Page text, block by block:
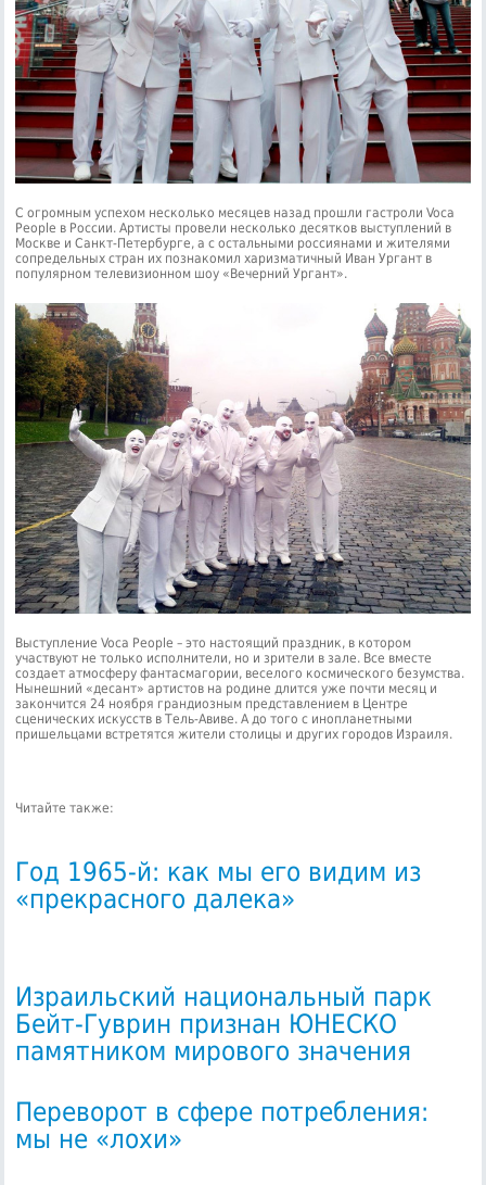
С огромным успехом несколько месяцев назад прошли гастроли Voca
People в России. Артисты провели несколько десятков выступлений в
Москве и Санкт-Петербурге, а с остальными россиянами и жителями
сопредельных стран их познакомил харизматичный Иван Ургант в
популярном телевизионном шоу «Вечерний Ургант».
Выступление Voca People – это настоящий праздник, в котором
участвуют не только исполнители, но и зрители в зале. Все вместе
создает атмосферу фантасмагории, веселого космического безумства.
Нынешний «десант» артистов на родине длится уже почти месяц и
закончится 24 ноября грандиозным представлением в Центре
сценических искусств в Тель-Авиве. А до того с инопланетными
пришельцами встретятся жители столицы и других городов Израиля.
Читайте также:
Год 1965-й: как мы его видим из
«прекрасного далека»
Израильский национальный парк
Бейт-Гуврин признан ЮНЕСКО
памятником мирового значения
Переворот в сфере потребления:
мы не «лохи»